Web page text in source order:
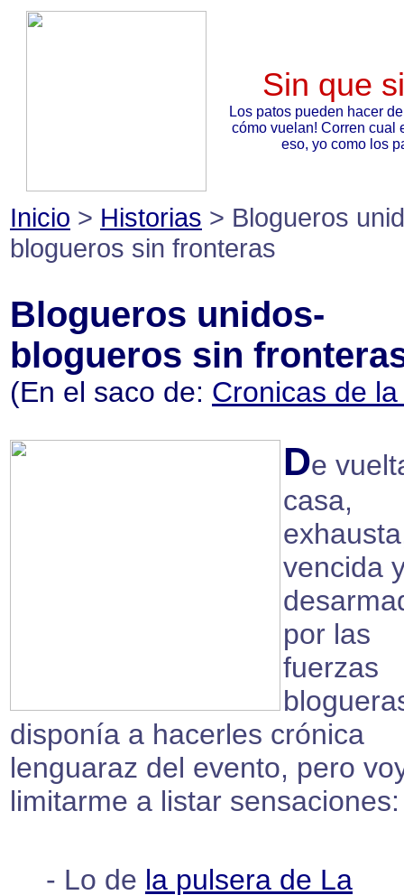
Sin que
Los patos pueden hacer
cómo vuelan! Corren cual
eso, yo como los
Inicio > Historias > Blogueros
blogueros sin fronteras
Blogueros unidos-
blogueros sin
(En el saco de: Cronicas de la
De
casa,
vencida
por las
fuerzas
disponía a hacerles crónica
lenguaraz del evento, pero
limitarme a listar sensaciones:
- Lo de la pulsera de La